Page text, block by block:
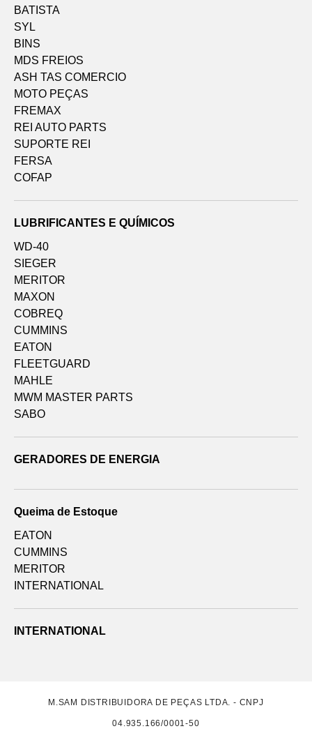
BATISTA
SYL
BINS
MDS FREIOS
ASH TAS COMERCIO
MOTO PEÇAS
FREMAX
REI AUTO PARTS
SUPORTE REI
FERSA
COFAP
LUBRIFICANTES E QUÍMICOS
WD-40
SIEGER
MERITOR
MAXON
COBREQ
CUMMINS
EATON
FLEETGUARD
MAHLE
MWM MASTER PARTS
SABO
GERADORES DE ENERGIA
Queima de Estoque
EATON
CUMMINS
MERITOR
INTERNATIONAL
INTERNATIONAL
M.SAM DISTRIBUIDORA DE PEÇAS LTDA. - CNPJ
04.935.166/0001-50